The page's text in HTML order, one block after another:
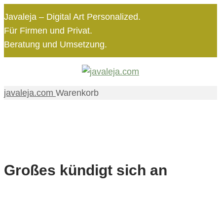
Javaleja – Digital Art Personalized.
Für Firmen und Privat.
Beratung und Umsetzung.
navigation
content
javaleja.com Warenkorb
Großes kündigt sich an